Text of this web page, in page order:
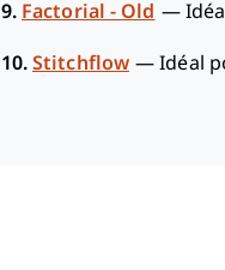
9. Factorial - Old —
10. Stitchflow —Idéal